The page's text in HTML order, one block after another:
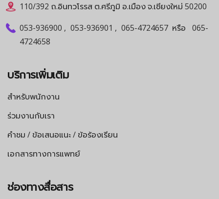
110/392 ถ.อินทวโรรส ต.ศรีภูมิ อ.เมือง จ.เชียงใหม่ 50200
053-936900 , 053-936901 , 065-4724657 หรือ
065-
4724658
บริการเพิ่มเติม
สำหรับพนักงาน
ร่วมงานกับเรา
คำชม / ข้อเสนอแนะ / ข้อร้องเรียน
เอกสารทางการแพทย์
ช่องทางสื่อสาร